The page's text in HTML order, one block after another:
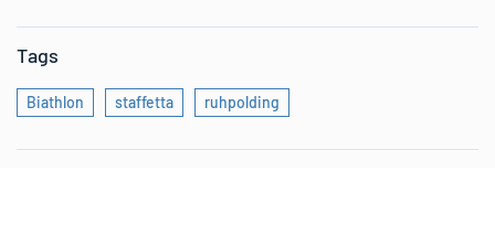
Tags
Biathlon staffetta ruhpolding